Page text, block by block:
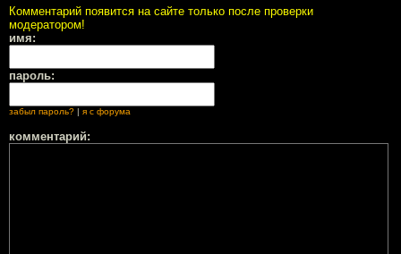
Комментарий появится на сайте только после проверки
модератором!
имя:
пароль:
забыл пароль? | я с форума
комментарий: